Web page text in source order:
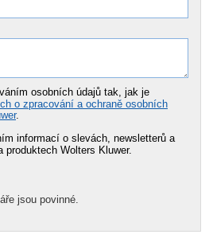
osobních údajů tak, jak je
o zpracování a ochraně osobních
.
informací o slevách, newsletterů a
produktech Wolters Kluwer.
jsou povinné.